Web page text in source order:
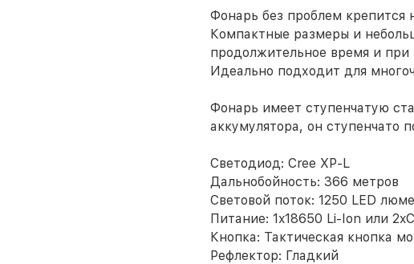
Фонарь без проблем крепится
Компактные размеры и
продолжительное время и
Идеально подходит для
Фонарь имеет ступенчатую
аккумулятора, он ступенчато
Светодиод: Cree XP-L
Дальнобойность: 366 метров
Световой поток: 1250 LED
Питание: 1x18650 Li-Ion или
Кнопка: Тактическая кнопка
Рефлектор: Гладкий